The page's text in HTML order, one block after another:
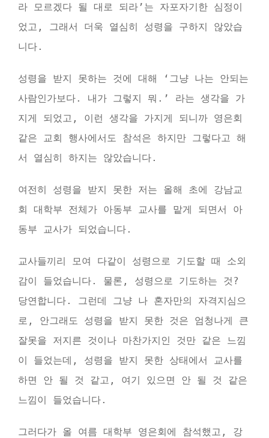
라 모르겠다 될 대로 되라’는 자포자기한 심정이
었고, 그래서 더욱 열심히 성령을 구하지 않았습
니다.
성령을 받지 못하는 것에 대해 ‘그냥 나는 안되는
사람인가보다. 내가 그렇지 뭐.’ 라는 생각을 가
지게 되었고, 이런 생각을 가지게 되니까 영은회
같은 교회 행사에서도 참석은 하지만 그렇다고 해
서 열심히 하지는 않았습니다.
여전히 성령을 받지 못한 저는 올해 초에 강남교
회 대학부 전체가 아동부 교사를 맡게 되면서 아
동부 교사가 되었습니다.
교사들끼리 모여 다같이 성령으로 기도할 때 소외
감이 들었습니다. 물론, 성령으로 기도하는 것?
당연합니다. 그런데 그냥 나 혼자만의 자격지심으
로, 안그래도 성령을 받지 못한 것은 엄청나게 큰
잘못을 저지른 것이나 마찬가지인 것만 같은 느낌
이 들었는데, 성령을 받지 못한 상태에서 교사를
하면 안 될 것 같고, 여기 있으면 안 될 것 같은
느낌이 들었습니다.
그러다가 올 여름 대학부 영은회에 참석했고, 강